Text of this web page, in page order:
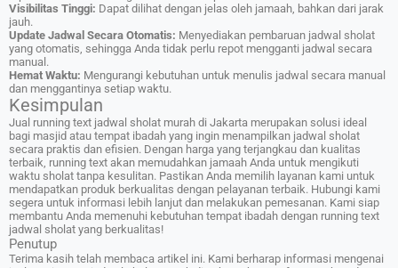
Visibilitas Tinggi: Dapat dilihat dengan jelas oleh jamaah, bahkan dari jarak
jauh.
Update Jadwal Secara Otomatis: Menyediakan pembaruan jadwal sholat
yang otomatis, sehingga Anda tidak perlu repot mengganti jadwal secara
manual.
Hemat Waktu: Mengurangi kebutuhan untuk menulis jadwal secara manual
dan menggantinya setiap waktu.
Kesimpulan
Jual running text jadwal sholat murah di Jakarta merupakan solusi ideal
bagi masjid atau tempat ibadah yang ingin menampilkan jadwal sholat
secara praktis dan efisien. Dengan harga yang terjangkau dan kualitas
terbaik, running text akan memudahkan jamaah Anda untuk mengikuti
waktu sholat tanpa kesulitan. Pastikan Anda memilih layanan kami untuk
mendapatkan produk berkualitas dengan pelayanan terbaik. Hubungi kami
segera untuk informasi lebih lanjut dan melakukan pemesanan. Kami siap
membantu Anda memenuhi kebutuhan tempat ibadah dengan running text
jadwal sholat yang berkualitas!
Penutup
Terima kasih telah membaca artikel ini. Kami berharap informasi mengenai